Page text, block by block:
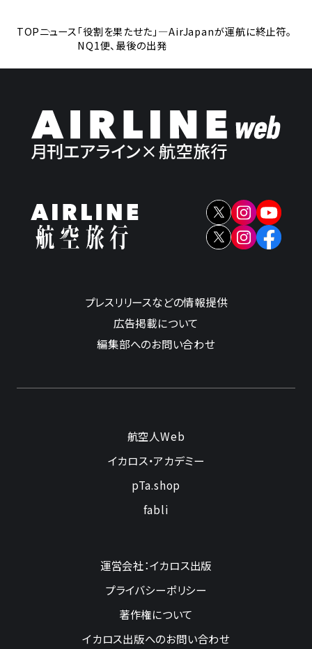
TOPニュース「役割を果たせた」―AirJapanが運航に終止符。
NQ1便、最後の出発
プレスリリースなどの情報提供
広告掲載について
編集部へのお問い合わせ
航空人Web
イカロス・アカデミー
pTa.shop
fabli
運営会社：イカロス出版
プライバシーポリシー
著作権について
イカロス出版へのお問い合わせ